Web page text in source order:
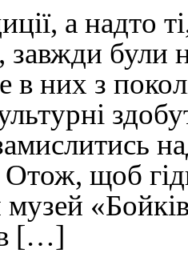
а надто
були
в них з
щоб
музей
[…]